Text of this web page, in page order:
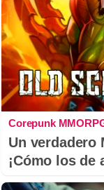
Corepunk
Un verdadero
¡Cómo los de